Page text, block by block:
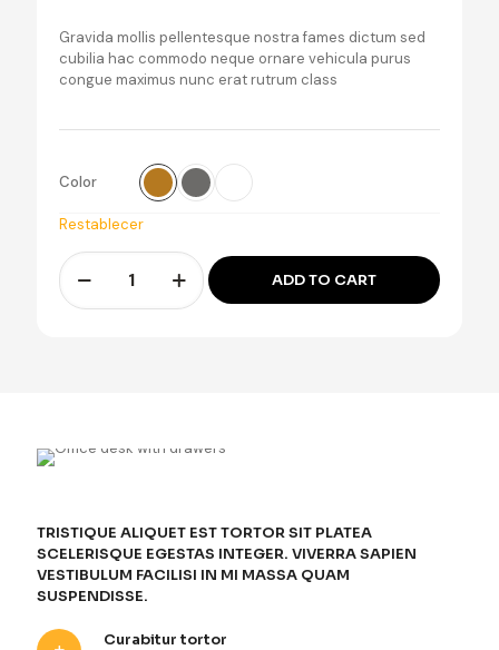
de 5 en
base a
valoración
de un
Gravida mollis pellentesque nostra fames dictum sed
cubilia hac commodo neque ornare vehicula purus
congue maximus nunc erat rutrum class
Color
Restablecer
Office
desk
with
ADD TO CART
TRISTIQUE ALIQUET EST TORTOR SIT PLATEA
SCELERISQUE EGESTAS INTEGER. VIVERRA SAPIEN
VESTIBULUM FACILISI IN MI MASSA QUAM
SUSPENDISSE.
Curabitur tortor